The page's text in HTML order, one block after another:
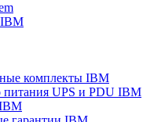
комплекты IBM
питания UPS и PDU IBM